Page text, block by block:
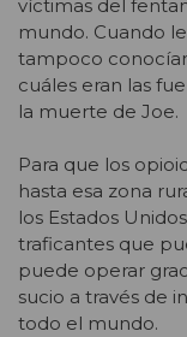
víctimas del
mundo. Cuando
tampoco
cuáles eran las
la muerte de Joe.
Para que los
hasta esa zona
los Estados
traficantes que
puede operar
sucio a través de
todo el mundo.